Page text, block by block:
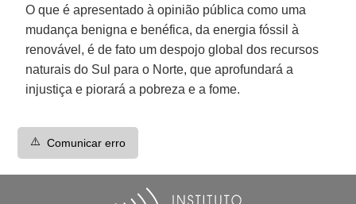
O que é apresentado à opinião pública como uma
mudança benigna e benéfica, da energia fóssil à
renovável, é de fato um despojo global dos recursos
naturais do Sul para o Norte, que aprofundará a
injustiça e piorará a pobreza e a fome.
⚠️ Comunicar erro